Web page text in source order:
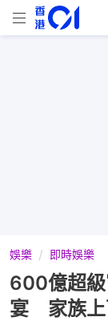
娛樂 即時娛樂
600億超級
宴 家族上